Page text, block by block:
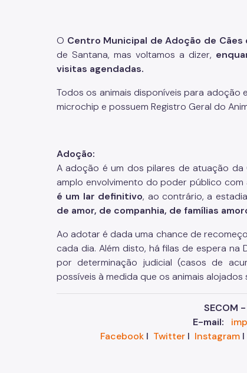
O Centro Municipal de Adoção de Cães
de Santana, mas voltamos a dizer,
visitas agendadas.
Todos os animais disponíveis para
microchip e possuem Registro Geral do
Adoção:
A adoção é um dos pilares de atuação da
amplo envolvimento do poder público com
é um lar definitivo, ao contrário, a
de amor, de companhia, de famílias
Ao adotar é dada uma chance de
cada dia. Além disto, há filas de espera
por determinação judicial (casos de
possíveis à medida que os animais alojados
SECOM
E-mail:
FacebookI TwitterI InstagramI